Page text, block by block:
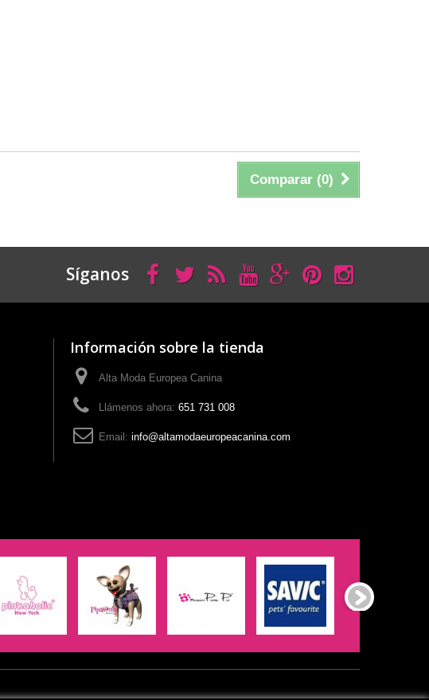
Comparar (0)
Síganos
Información sobre la tienda
Alta Moda Europea Canina
Llámenos ahora: 651 731 008
Email: info@altamodaeuropeacanina.com